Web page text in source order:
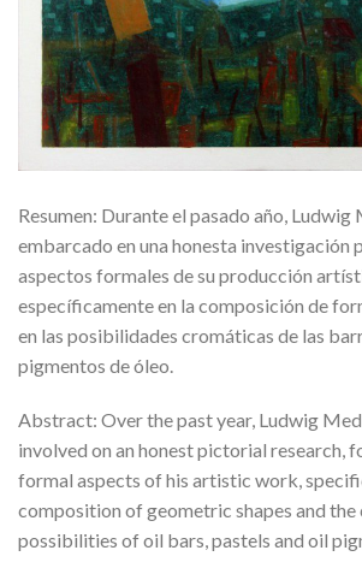
Resumen: Durante el pasado año, Ludwig
embarcado en una honesta investigación
aspectos formales de su producción
específicamente en la composición de
en las posibilidades cromáticas de las
pigmentos de óleo.
Abstract: Over the past year, Ludwig
involved on an honest pictorial research,
formal aspects of his artistic work,
composition of geometric shapes and
possibilities of oil bars, pastels and oil